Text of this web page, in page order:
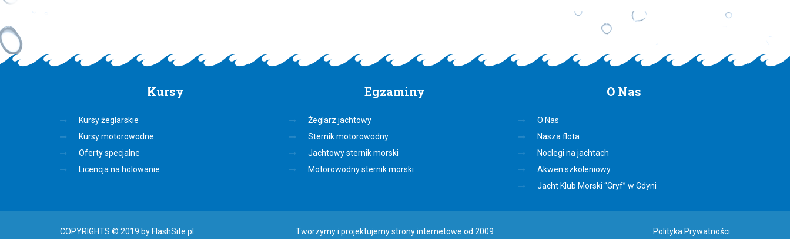
Kursy
Kursy żeglarskie
Kursy motorowodne
Oferty specjalne
Licencja na holowanie
Egzaminy
Żeglarz jachtowy
Sternik motorowodny
Jachtowy sternik morski
Motorowodny sternik morski
O Nas
O Nas
Nasza flota
Noclegi na jachtach
Akwen szkoleniowy
Jacht Klub Morski “Gryf” w Gdyni
COPYRIGHTS © 2019 by FlashSite.pl Tworzymy i projektujemy strony internetowe od 2009 Polityka Prywatności